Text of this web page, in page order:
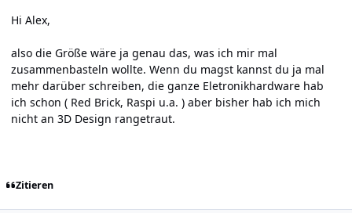
Hi Alex,
also die Größe wäre ja genau das, was ich mir mal
zusammenbasteln wollte. Wenn du magst kannst du ja mal
mehr darüber schreiben, die ganze Eletronikhardware hab
ich schon ( Red Brick, Raspi u.a. ) aber bisher hab ich mich
nicht an 3D Design rangetraut.
Zitieren